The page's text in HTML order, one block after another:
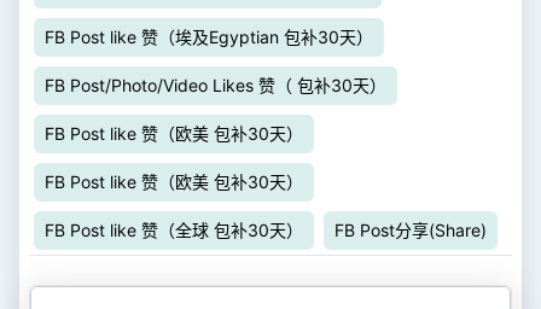
FB Post like 赞（埃及Egyptian 包补30天）
FB Post/Photo/Video Likes 赞（ 包补30天）
FB Post like 赞（欧美 包补30天）
FB Post like 赞（欧美 包补30天）
FB Post like 赞（全球 包补30天） FB Post分享(Share)